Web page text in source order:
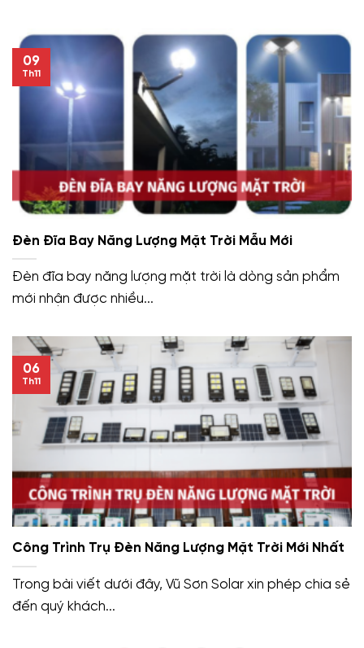
Đèn Đĩa Bay Năng Lượng Mặt Trời Mẫu Mới
Đèn đĩa bay năng lượng mặt trời là dòng sản phẩm
mới nhận được nhiều...
09
Th11
Công Trình Trụ Đèn Năng Lượng Mặt Trời Mới Nhất
Trong bài viết dưới đây, Vũ Sơn Solar xin phép chia sẻ
đến quý khách...
06
Th11